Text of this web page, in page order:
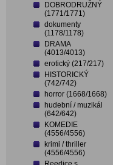
DOBRODRUŽNÝ
(1771/1771)
dokumenty
(1178/1178)
DRAMA
(4013/4013)
erotický (217/217)
HISTORICKÝ
(742/742)
horror (1668/1668)
hudební / muzikál
(642/642)
KOMEDIE
(4556/4556)
krimi / thriller
(4556/4556)